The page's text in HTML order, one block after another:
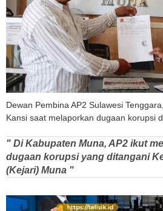
Dewan Pembina AP2 Sulawesi
Kansi saat melaporkan dugaan korupsi
" Di Kabupaten Muna, AP2 ikut
dugaan korupsi yang ditangani
(Kejari) Muna "